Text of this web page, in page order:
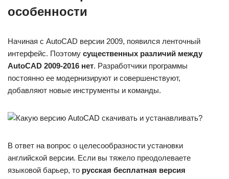
особенности
Начиная с AutoCAD версии 2009, появился ленточный
интерфейс. Поэтому существенных различий между
AutoCAD 2009-2016 нет. Разработчики программы
постоянно ее модернизируют и совершенствуют,
добавляют новые инструменты и команды.
В ответ на вопрос о целесообразности установки
английской версии. Если вы тяжело преодолеваете
языковой барьер, то русская бесплатная версия